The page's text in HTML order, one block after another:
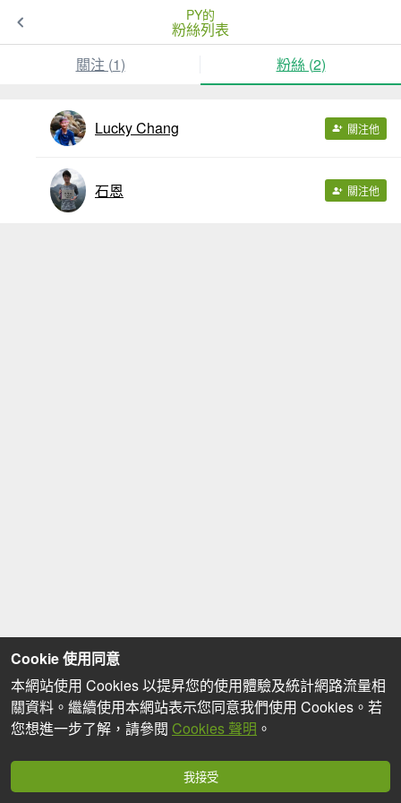
PY的
粉絲列表
關注 (1) 粉絲 (2)
Lucky Chang 關注他
石恩 關注他
Cookie 使用同意
本網站使用 Cookies 以提昇您的使用體驗及統計網路流量相
關資料。繼續使用本網站表示您同意我們使用 Cookies。若
您想進一步了解，請參閱 Cookies 聲明 。
我接受